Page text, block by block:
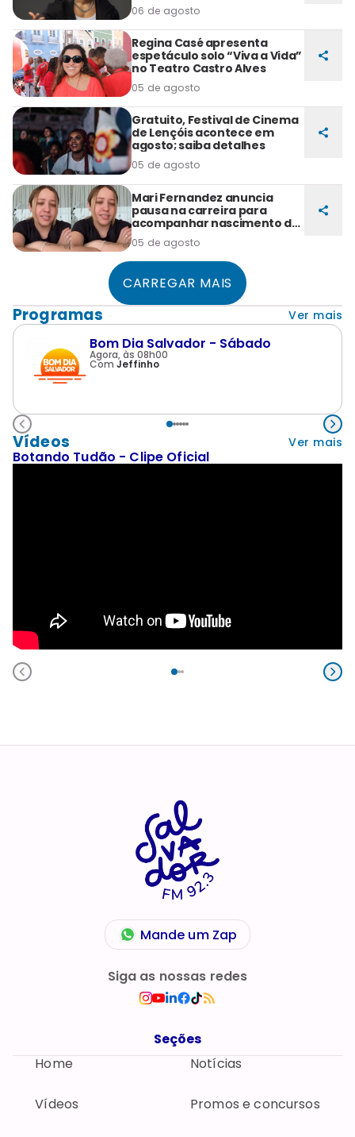
06 de agosto
Regina Casé apresenta
espetáculo solo “Viva a Vida”
no Teatro Castro Alves
05 de agosto
Gratuito, Festival de Cinema
de Lençóis acontece em
agosto; saiba detalhes
05 de agosto
Mari Fernandez anuncia
pausa na carreira para
acompanhar nascimento da
filha
05 de agosto
CARREGAR MAIS
Programas Ver mais
Bom Dia Salvador - Sábado
Agora, às 08h00
Com Jeffinho
Vídeos Ver mais
Botando Tudão - Clipe Oficial
Mande um Zap
Siga as nossas redes
Seções
Home
Notícias
Vídeos Promos e concursos